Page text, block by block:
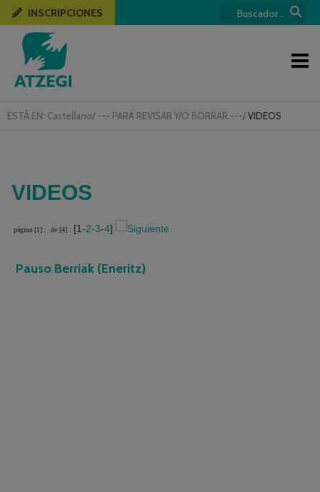
ESTÁ EN: Castellano/ --- PARA REVISAR Y/O BORRAR ---/VIDEOS
INSCRIPCIONES
VIDEOS
página [1] : de [4] : [1-2-3-4]
Pauso Berriak (Eneritz)